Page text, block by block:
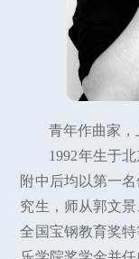
青年作曲家，
1992年生于
附中后均以第一
究生，师从郭文
全国宝钢教育奖